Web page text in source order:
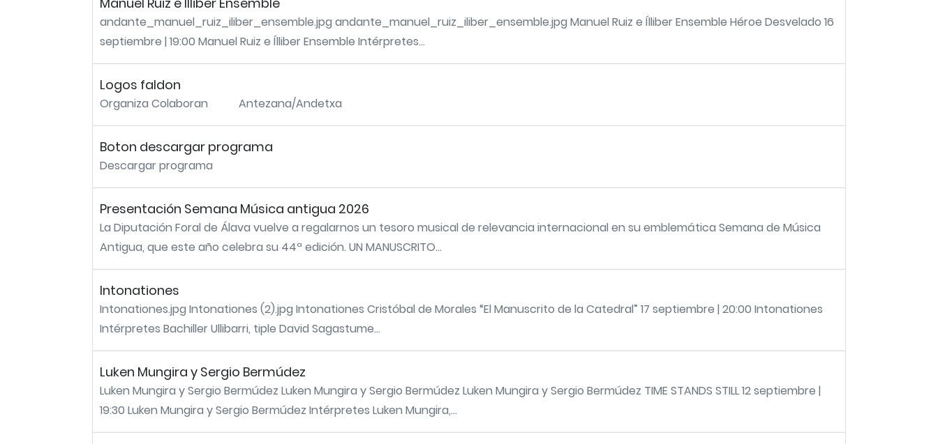
andante_manuel_ruiz_iliber_ensemble.jpg andante_manuel_ruiz_iliber_ensemble.jpg Manuel Ruiz e Ílliber Ensemble Héroe Desvelado 16
septiembre | 19:00 Manuel Ruiz e Ílliber Ensemble Intérpretes...
Logos faldon
Organiza Colaboran Antezana/Andetxa
Boton descargar programa
Descargar programa
Presentación Semana Música antigua 2026
La Diputación Foral de Álava vuelve a regalarnos un tesoro musical de relevancia internacional en su emblemática Semana de Música
Antigua, que este año celebra su 44ª edición. UN MANUSCRITO...
Intonationes
Intonationes.jpg Intonationes (2).jpg Intonationes Cristóbal de Morales “El Manuscrito de la Catedral” 17 septiembre | 20:00 Intonationes
Intérpretes Bachiller Ullibarri, tiple David Sagastume...
Luken Mungira y Sergio Bermúdez
Luken Mungira y Sergio Bermúdez Luken Mungira y Sergio Bermúdez Luken Mungira y Sergio Bermúdez TIME STANDS STILL 12 septiembre |
19:30 Luken Mungira y Sergio Bermúdez Intérpretes Luken Mungira,...